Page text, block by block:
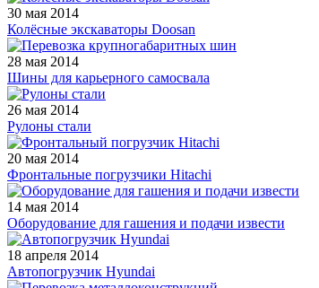
30 мая 2014
Колёсные экскаваторы Doosan
28 мая 2014
Шины для карьерного самосвала
26 мая 2014
Рулоны стали
20 мая 2014
Фронтальные погрузчики Hitachi
14 мая 2014
Оборудование для гашения и подачи извести
18 апреля 2014
Автопогрузчик Hyundai